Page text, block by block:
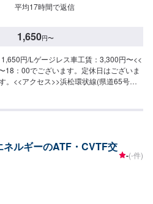
平均17時間で返信
1,650円〜
円/Lゲージレス車工賃：3,300円〜<<
18：00でございます。定休日はございま
。<<アクセス>>浜松環状線(県道65号線)
ルギーのATF・CVTF交
-(-件)